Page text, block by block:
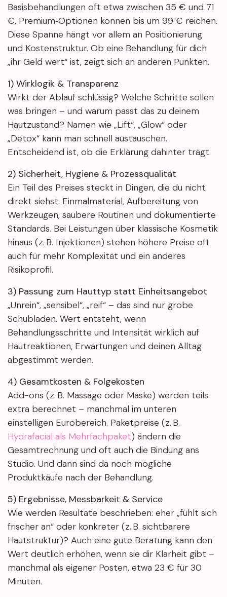
Basisbehandlungen oft etwa zwischen 35 € und 71
€, Premium‑Optionen können bis um 99 € reichen.
Diese Spanne hängt vor allem an Positionierung
und Kostenstruktur. Ob eine Behandlung für dich
„ihr Geld wert“ ist, zeigt sich an anderen Punkten.
1) Wirklogik & Transparenz
Wirkt der Ablauf schlüssig? Welche Schritte sollen
was bringen – und warum passt das zu deinem
Hautzustand? Namen wie „Lift“, „Glow“ oder
„Detox“ kann man schnell austauschen.
Entscheidend ist, ob die Erklärung dahinter trägt.
2) Sicherheit, Hygiene & Prozessqualität
Ein Teil des Preises steckt in Dingen, die du nicht
direkt siehst: Einmalmaterial, Aufbereitung von
Werkzeugen, saubere Routinen und dokumentierte
Standards. Bei Leistungen über klassische Kosmetik
hinaus (z. B. Injektionen) stehen höhere Preise oft
auch für mehr Komplexität und ein anderes
Risikoprofil.
3) Passung zum Hauttyp statt Einheitsangebot
„Unrein“, „sensibel“, „reif“ – das sind nur grobe
Schubladen. Wert entsteht, wenn
Behandlungsschritte und Intensität wirklich auf
Hautreaktionen, Erwartungen und deinen Alltag
abgestimmt werden.
4) Gesamtkosten & Folgekosten
Add-ons (z. B. Massage oder Maske) werden teils
extra berechnet – manchmal im unteren
einstelligen Eurobereich. Paketpreise (z. B.
Hydrafacial als Mehrfachpaket) ändern die
Gesamtrechnung und oft auch die Bindung ans
Studio. Und dann sind da noch mögliche
Produktkäufe nach der Behandlung.
5) Ergebnisse, Messbarkeit & Service
Wie werden Resultate beschrieben: eher „fühlt sich
frischer an“ oder konkreter (z. B. sichtbarere
Hautstruktur)? Auch eine gute Beratung kann den
Wert deutlich erhöhen, wenn sie dir Klarheit gibt –
manchmal als eigener Posten, etwa 23 € für 30
Minuten.